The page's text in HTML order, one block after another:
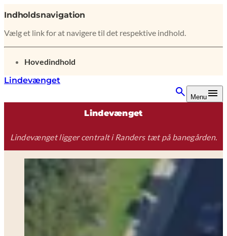
Indholdsnavigation
Vælg et link for at navigere til det respektive indhold.
gå til
Hovedindhold
Lindevænget
Menu
Lindevænget
Lindevænget ligger centralt i Randers tæt på banegården.